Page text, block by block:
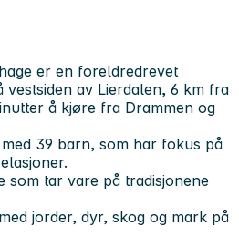
er en foreldredrevet
vestsiden av Lierdalen, 6 km fra
å kjøre fra Drammen og
39 barn, som har fokus på
som tar vare på tradisjonene
jorder, dyr, skog og mark på